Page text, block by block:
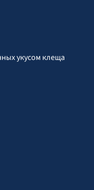
укусом клеща